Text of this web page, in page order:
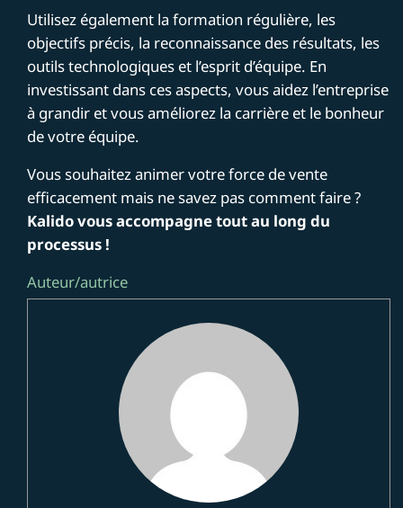
Utilisez également la formation régulière, les
objectifs précis, la reconnaissance des résultats, les
outils technologiques et l’esprit d’équipe. En
investissant dans ces aspects, vous aidez l’entreprise
à grandir et vous améliorez la carrière et le bonheur
de votre équipe.
Vous souhaitez animer votre force de vente
efficacement mais ne savez pas comment faire ?
Kalido vous accompagne tout au long du
processus !
Auteur/autrice